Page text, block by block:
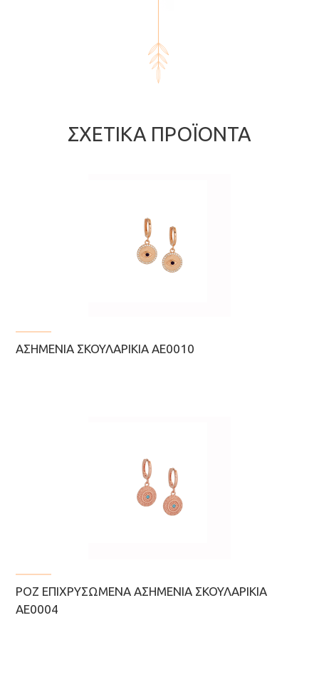
ΣΧΕΤΙΚΆ ΠΡΟΪΌΝΤΑ
ΑΣΗΜΈΝΙΑ ΣΚΟΥΛΑΡΊΚΙΑ ΑΕ0010
ΡΟΖ ΕΠΙΧΡΥΣΩΜΈΝΑ ΑΣΗΜΈΝΙΑ ΣΚΟΥΛΑΡΊΚΙΑ
AE0004